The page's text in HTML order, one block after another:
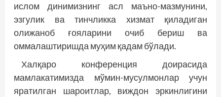
ислом динимизнинг асл маъно-мазмунини,
эзгулик ва тинчликка хизмат қиладиган
олижаноб ғояларини очиб бериш ва
оммалаштиришда муҳим қадам бўлади.
Халқаро конференция доирасида
мамлакатимизда мўмин-мусулмонлар учун
яратилган шароитлар, виждон эркинлигини